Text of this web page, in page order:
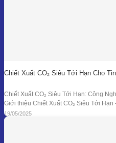
Chiết Xuất CO₂ Siêu Tới Hạn Cho
Chiết Xuất CO₂ Siêu Tới Hạn: Công
Giới thiệu Chiết Xuất CO₂ Siêu Tới Hạn
càng đồi hỏi cao về độ tinh khiết, tính
pháp chiết xuất bằng CO₂ siêu tới
19/05/2025